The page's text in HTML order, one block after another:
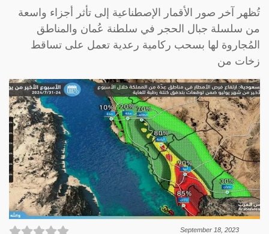
تُظهر آخر صور الأقمار الإصطناعية إلى تأثر أجزاء واسعة
من سلسلة جبال الحجر في سلطنة عُمان والمناطق
المُجاروة لها بسحب ركامية رعدية تعمل على تساقط
زخات من
September 18, 2023